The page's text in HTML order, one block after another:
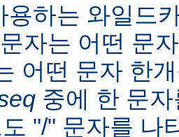
용하는 와일드
자는 어떤 문
어떤 문자 한
중에 한 문
"/" 문자를 나